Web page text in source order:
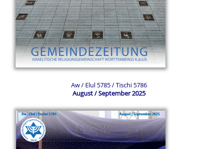
Aw / Elul 5785 / Tischi 5786
August / September 2025